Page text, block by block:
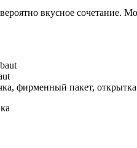
вкусное сочетание.
фирменный пакет,